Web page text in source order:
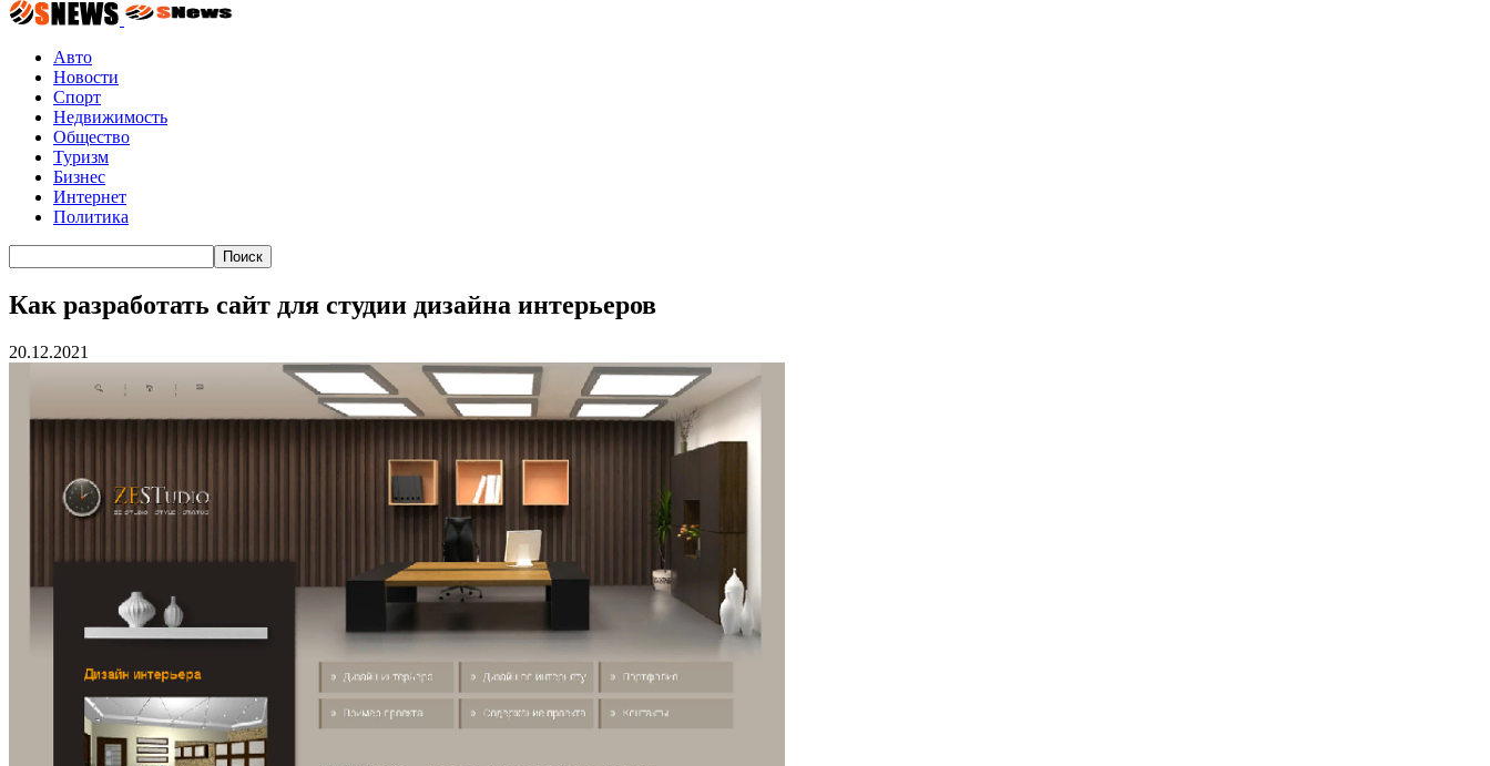
Авто
Новости
Спорт
Недвижимость
Общество
Туризм
Бизнес
Интернет
Политика
Как разработать сайт для студии дизайна интерьеров
20.12.2021